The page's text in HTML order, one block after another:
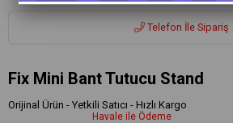
Telefon İle Sipariş
Fix Mini Bant Tutucu Stand
Orijinal Ürün - Yetkili Satıcı - Hızlı Kargo
Havale ile Ödeme